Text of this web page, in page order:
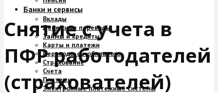
Банки и сервисы
Вклады
Денежные переводы
Займы и кредиты
Карты и платежи
Переводы с мобильного
Страхование
Счета
Платежи
Электронные платежные системы
Снятие с учета в
ПФР работодателей
(страхователей)